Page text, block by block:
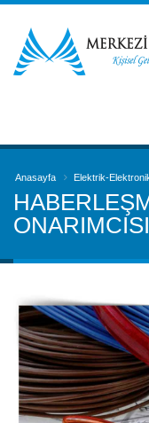
Anasayfa Elektrik-